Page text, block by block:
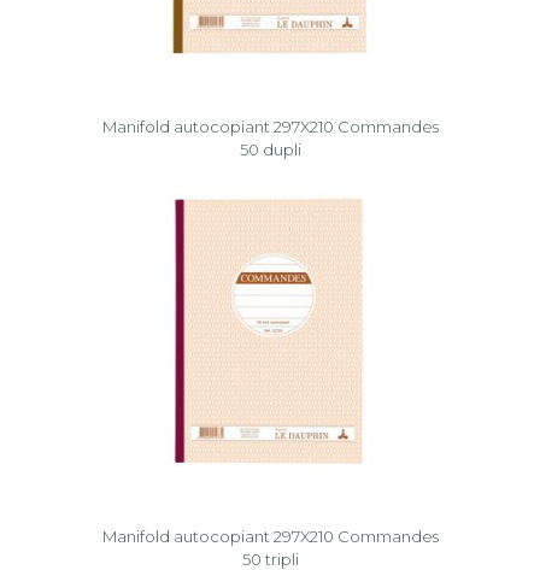
Manifold autocopiant 297X210 Commandes
50 dupli
Manifold autocopiant 297X210 Commandes
50 tripli